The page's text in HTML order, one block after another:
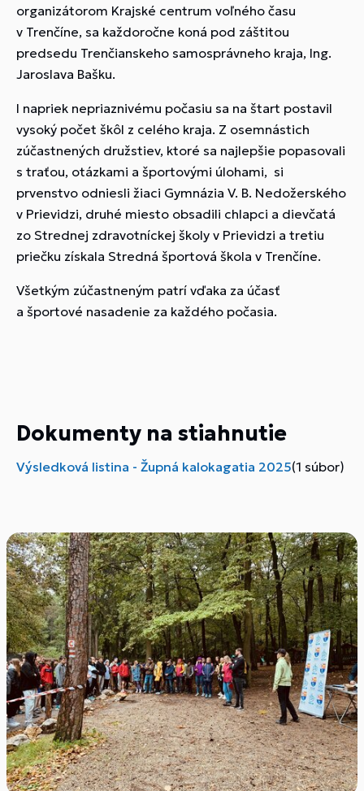
organizátorom Krajské centrum voľného času
v Trenčíne, sa každoročne koná pod záštitou
predsedu Trenčianskeho samosprávneho kraja, Ing.
Jaroslava Bašku.
I napriek nepriaznivému počasiu sa na štart postavil
vysoký počet škôl z celého kraja. Z osemnástich
zúčastnených družstiev, ktoré sa najlepšie popasovali
s traťou, otázkami a športovými úlohami, si
prvenstvo odniesli žiaci Gymnázia V. B. Nedožerského
v Prievidzi, druhé miesto obsadili chlapci a dievčatá
zo Strednej zdravotníckej školy v Prievidzi a tretiu
priečku získala Stredná športová škola v Trenčíne.
Všetkým zúčastneným patrí vďaka za účasť
a športové nasadenie za každého počasia.
Dokumenty na stiahnutie
Výsledková listina - Župná kalokagatia 2025(1 súbor)